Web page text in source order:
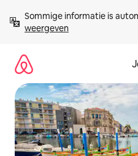
direct
naar
Sommige informatie is
weergeven